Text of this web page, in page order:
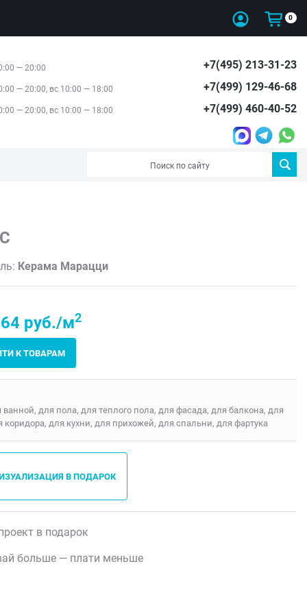
0
— 20:00
— 20:00, вс 10:00 — 18:00
— 20:00, вс 10:00 — 18:00
+7(495) 213-31-23
+7(499) 129-46-68
+7(499) 460-40-52
Керама Марацци
руб./м2
К ТОВАРАМ
ванной, для пола, для теплого пола, для фасада, для балкона, для
коридора, для кухни, для прихожей, для спальни, для фартука
В ПОДАРОК
в подарок
больше — плати меньше